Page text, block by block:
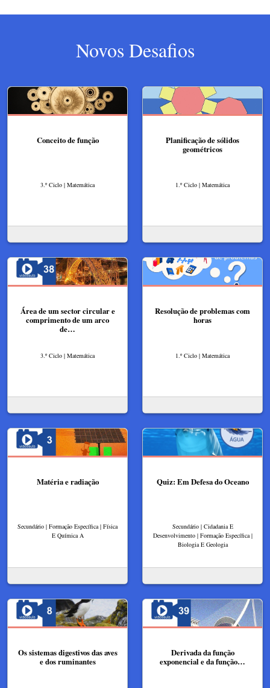
Novos Desafios
Conceito de função
3.º Ciclo | Matemática
Planificação de sólidos
geométricos
1.º Ciclo | Matemática
Área de um sector circular e
comprimento de um arco
de…
3.º Ciclo | Matemática
Resolução de problemas com
horas
1.º Ciclo | Matemática
Matéria e radiação
Secundário | Formação Específica | Física
E Química A
Quiz: Em Defesa do Oceano
Secundário | Cidadania E
Desenvolvimento | Formação Específica |
Biologia E Geologia
Os sistemas digestivos das aves
e dos ruminantes
Derivada da função
exponencial e da função…